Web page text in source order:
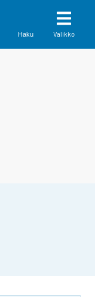
Haku Valikko